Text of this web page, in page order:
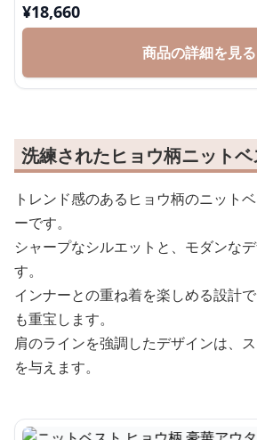
¥18,660
商品の詳細を見る
洗練されたヒョウ柄ニット
トレンド感のあるヒョウ柄のニット
ーです。
シャープなシルエットと、モダンな
す。
インナーとの重ね着を楽しめる設計
も重宝します。
肩のラインを強調したデザインは、
を与えます。